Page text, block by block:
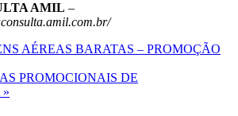
AMIL –
AÉREAS BARATAS – PROMOÇÃO
PROMOCIONAIS DE
»